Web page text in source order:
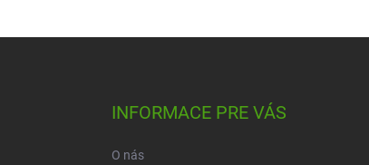
INFORMACE PRE VÁS
O nás